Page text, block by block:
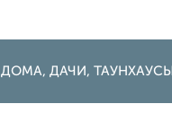
ДОМА, ДАЧИ, ТАУНХАУСЫ